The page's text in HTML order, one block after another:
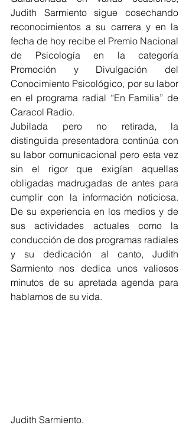
Judith Sarmiento sigue cosechando
reconocimientos a su carrera y en la
fecha de hoy recibe el Premio Nacional
de Psicología en la categoría
Promoción y Divulgación del
Conocimiento Psicológico, por su labor
en el programa radial “En Familia” de
Caracol Radio.
Jubilada pero no retirada, la
distinguida presentadora continúa con
su labor comunicacional pero esta vez
sin el rigor que exigían aquellas
obligadas madrugadas de antes para
cumplir con la información noticiosa.
De su experiencia en los medios y de
sus actividades actuales como la
conducción de dos programas radiales
y su dedicación al canto, Judith
Sarmiento nos dedica unos valiosos
minutos de su apretada agenda para
hablarnos de su vida.
Judith Sarmiento.